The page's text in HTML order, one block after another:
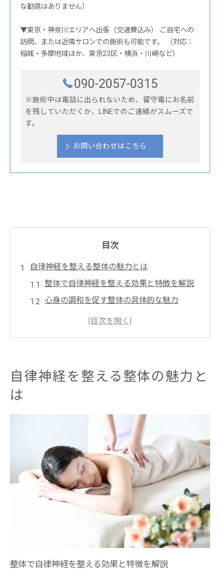
な勧誘はありません）
▼東京・神奈川エリアへ出張（交通費込み） ご自宅への
訪問、または近隣サロンでの施術も可能です。 （対応：
稲城・多摩地域ほか、東京23区・横浜・川崎など）
090-2057-0315
※施術中は電話に出られないため、留守電にお名前
を残していただくか、LINEでのご連絡がスムーズで
す。
お問い合わせはこちら
目次
自律神経を整える整体の魅力とは
整体で自律神経を整える効果と特徴を解説
心身の調和を促す整体の具体的な魅力
整体施術が自律神経に与える影響とは
自律神経ケアに整体を選ぶべきポイント
地域で整体が選ばれる背景と需要の高まり
忙しい日常に整体が役立つ理由と実例
整体による自律神経調整が注目される要因
稲城市の住民に合った整体の特徴を分析
整体施術が心身の不調ケアに役立つ理由
整体の普及がもたらす地域の健康意識変化
心身のバランスを保つ整体アプローチ
整体で心身のバランスを整える基本手法
整体施術がストレス軽減に与える効果
自律神経を意識した整体の実践ポイント
自律神経を整える整体の魅力と
は
整体で自律神経を整える効果と特徴を解説